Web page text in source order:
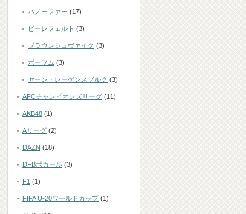
ハノーファー (17)
ビーレフェルト (3)
ブラウンシュヴァイク (3)
ボーフム (3)
ヤーン・レーゲンスブルク (3)
AFCチャンピオンズリーグ (11)
AKB48 (1)
Aリーグ (2)
DAZN (18)
DFBポカール (3)
F1 (1)
FIFA U-20ワールドカップ(1)